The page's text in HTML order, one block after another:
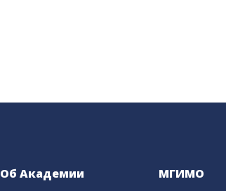
Об Академии МГИМО